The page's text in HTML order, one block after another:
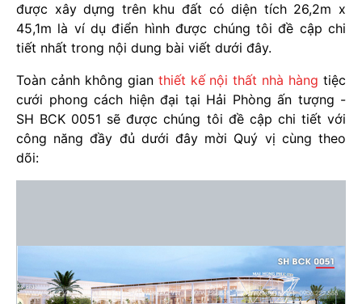
được xây dựng trên khu đất có diện tích 26,2m x
45,1m là ví dụ điển hình được chúng tôi đề cập chi
tiết nhất trong nội dung bài viết dưới đây.
Toàn cảnh không gian thiết kế nội thất nhà hàng tiệc
cưới phong cách hiện đại tại Hải Phòng ấn tượng -
SH BCK 0051 sẽ được chúng tôi đề cập chi tiết với
công năng đầy đủ dưới đây mời Quý vị cùng theo
dõi: